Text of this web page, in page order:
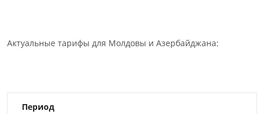
Актуальные тарифы для Молдовы и Азербайджана:
Период